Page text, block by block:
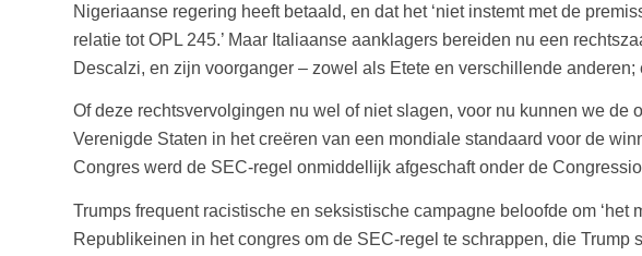
Nigeriaanse regering heeft betaald, en dat het ‘niet instemt met de
relatie tot OPL 245.’ Maar Italiaanse aanklagers bereiden nu een
Descalzi, en zijn voorganger – zowel als Etete en verschillende
Of deze rechtsvervolgingen nu wel of niet slagen, voor nu kunnen we
Verenigde Staten in het creëren van een mondiale standaard voor de
Congres werd de SEC-regel onmiddellijk afgeschaft onder de
Trumps frequent racistische en seksistische campagne beloofde om
Republikeinen in het congres om de SEC-regel te schrappen, die Trump